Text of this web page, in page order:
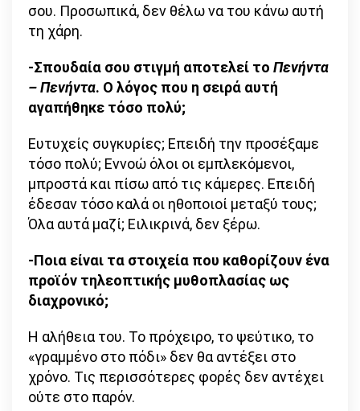
σου. Προσωπικά, δεν θέλω να του κάνω αυτή
τη χάρη.
-Σπουδαία σου στιγμή αποτελεί το Πενήντα
– Πενήντα. Ο λόγος που η σειρά αυτή
αγαπήθηκε τόσο πολύ;
Ευτυχείς συγκυρίες; Επειδή την προσέξαμε
τόσο πολύ; Εννοώ όλοι οι εμπλεκόμενοι,
μπροστά και πίσω από τις κάμερες. Επειδή
έδεσαν τόσο καλά οι ηθοποιοί μεταξύ τους;
Όλα αυτά μαζί; Ειλικρινά, δεν ξέρω.
-Ποια είναι τα στοιχεία που καθορίζουν ένα
προϊόν τηλεοπτικής μυθοπλασίας ως
διαχρονικό;
Η αλήθεια του. Το πρόχειρο, το ψεύτικο, το
«γραμμένο στο πόδι» δεν θα αντέξει στο
χρόνο. Τις περισσότερες φορές δεν αντέχει
ούτε στο παρόν.